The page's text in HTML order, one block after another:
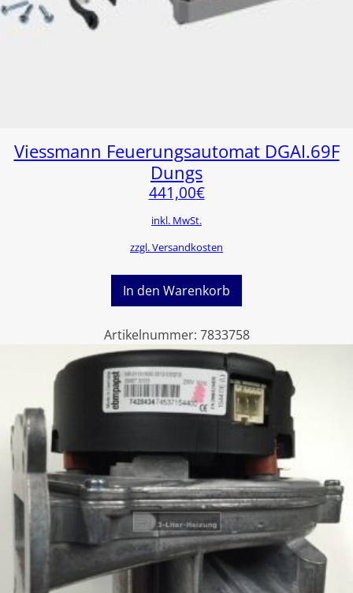
Viessmann Feuerungsautomat DGAI.69F
Dungs
441,00€
inkl. MwSt.
zzgl. Versandkosten
In den Warenkorb
Artikelnummer: 7833758